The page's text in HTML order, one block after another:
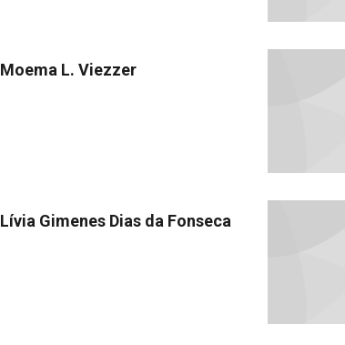
Moema L. Viezzer
Lívia Gimenes Dias da Fonseca